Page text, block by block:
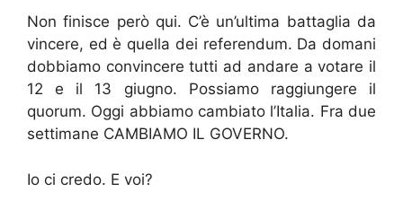
Non finisce però qui. C’è un’ultima battaglia da
vincere, ed è quella dei referendum. Da domani
dobbiamo convincere tutti ad andare a votare il
12 e il 13 giugno. Possiamo raggiungere il
quorum. Oggi abbiamo cambiato l’Italia. Fra due
settimane CAMBIAMO IL GOVERNO.
Io ci credo. E voi?